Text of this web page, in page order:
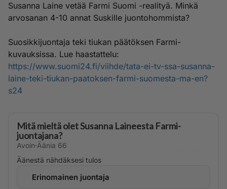
Susanna Laine vetää Farmi Suomi -realityä. Minkä
arvosanan 4-10 annat Suskille juontohommista?
Suosikkijuontaja teki tiukan päätöksen Farmi-
kuvauksissa. Lue haastattelu:
https://www.suomi24.fi/viihde/tata-ei-tv-ssa-susanna-
laine-teki-tiukan-paatoksen-farmi-suomesta-ma-en?
s24
Mitä mieltä olet Susanna Laineesta Farmi-
juontajana?
Avoin Äänia 66
Äänestä nähdäksesi tulos
Erinomainen juontaja